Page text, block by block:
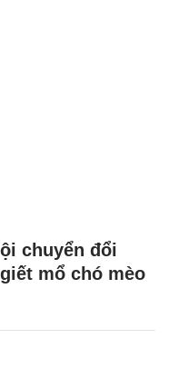
chuyển đổi
mổ chó mèo